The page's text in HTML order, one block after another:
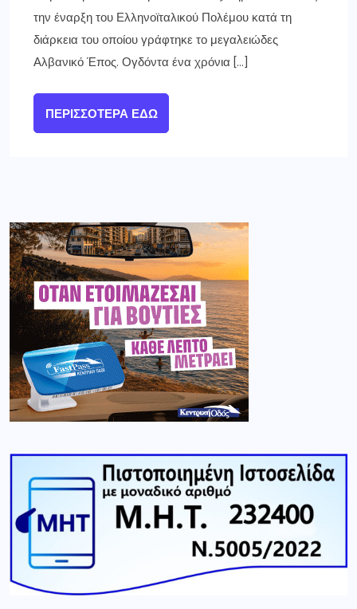
την έναρξη του Ελληνοϊταλικού Πολέμου κατά τη
διάρκεια του οποίου γράφτηκε το μεγαλειώδες
Αλβανικό Έπος. Ογδόντα ένα χρόνια […]
ΠΕΡΙΣΣΌΤΕΡΑ ΕΔΏ